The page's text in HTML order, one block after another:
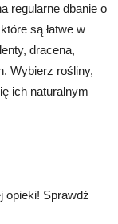
regularne dbanie o
są łatwe w
dracena,
Wybierz rośliny,
ich naturalnym
opieki! Sprawdź